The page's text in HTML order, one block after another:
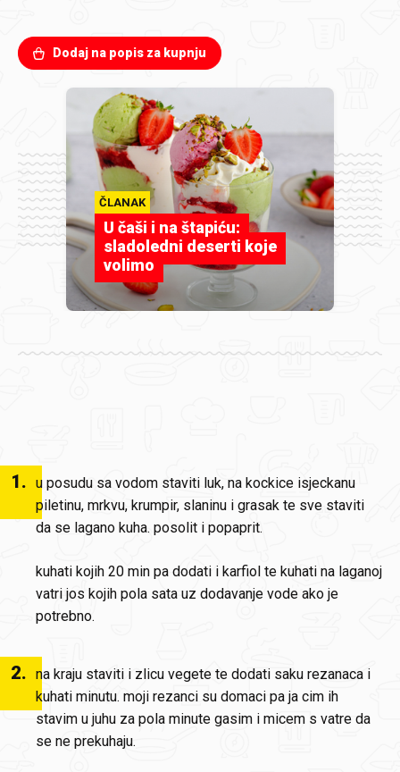
Dodaj na popis za kupnju
ČLANAK
U čaši i na štapiću:
sladoledni deserti koje
volimo
1. u posudu sa vodom staviti luk, na kockice isjeckanu
piletinu, mrkvu, krumpir, slaninu i grasak te sve staviti
da se lagano kuha. posolit i popaprit.
kuhati kojih 20 min pa dodati i karfiol te kuhati na laganoj
vatri jos kojih pola sata uz dodavanje vode ako je
potrebno.
2. na kraju staviti i zlicu vegete te dodati saku rezanaca i
kuhati minutu. moji rezanci su domaci pa ja cim ih
stavim u juhu za pola minute gasim i micem s vatre da
se ne prekuhaju.